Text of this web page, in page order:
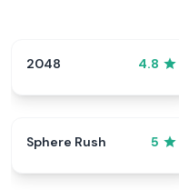
2048 4.8
Sphere Rush 5